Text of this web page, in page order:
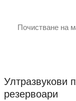
Почистване на
Ултразвукови
резервоари